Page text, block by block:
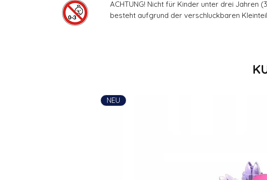
ACHTUNG! Nicht für Kinder unter drei Jahren
besteht aufgrund der verschluckbaren
NEU